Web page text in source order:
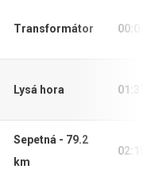
Transformátor
Lysá hora
Sepetná - 79.2
km